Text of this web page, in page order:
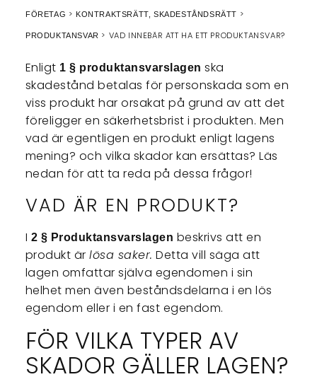
FÖRETAG KONTRAKTSRÄTT, SKADESTÅNDSRÄTT
PRODUKTANSVAR VAD INNEBÄR ATT HA ETT PRODUKTANSVAR?
Enligt 1 § produktansvarslagen ska
skadestånd betalas för personskada som en
viss produkt har orsakat på grund av att det
föreligger en säkerhetsbrist i produkten. Men
vad är egentligen en produkt enligt lagens
mening? och vilka skador kan ersättas? Läs
nedan för att ta reda på dessa frågor!
VAD ÄR EN PRODUKT?
I 2 § Produktansvarslagen beskrivs att en
produkt ärlösa saker. Detta vill säga att
lagen omfattar själva egendomen i sin
helhet men även beståndsdelarna i en lös
egendom eller i en fast egendom.
FÖR VILKA TYPER AV
SKADOR GÄLLER LAGEN?